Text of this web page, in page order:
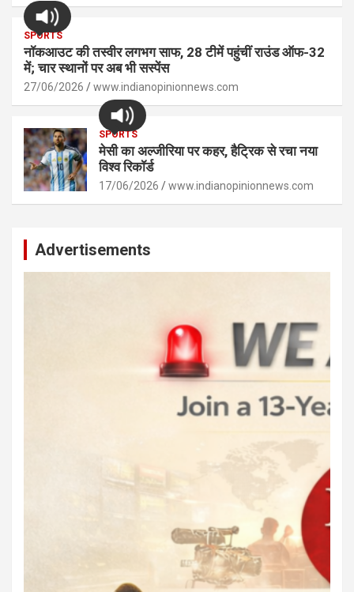
SPORTS
नॉकआउट की तस्वीर लगभग साफ, 28 टीमें पहुंचीं राउंड ऑफ-32
में; चार स्थानों पर अब भी सस्पेंस
27/06/2026 www.indianopinionnews.com
SPORTS
मेसी का अल्जीरिया पर कहर, हैट्रिक से रचा नया
विश्व रिकॉर्ड
17/06/2026 www.indianopinionnews.com
Advertisements